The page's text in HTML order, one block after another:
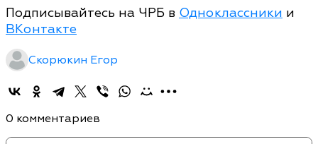
Подписывайтесь на ЧРБ в Одноклассники и
ВКонтакте
Скорюкин Егор
0 комментариев